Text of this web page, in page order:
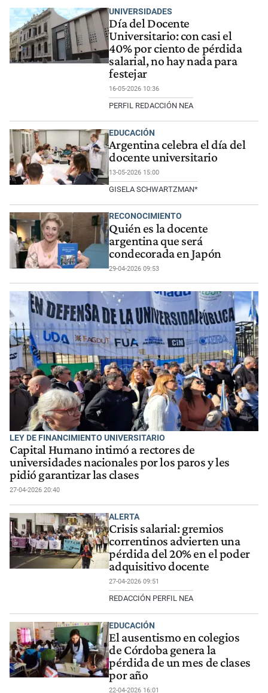
UNIVERSIDADES
Día del Docente
Universitario: con casi el
40% por ciento de pérdida
salarial, no hay nada para
festejar
16-05-2026 10:36
PERFIL REDACCIÓN NEA
EDUCACIÓN
Argentina celebra el día del
docente universitario
13-05-2026 15:00
GISELA SCHWARTZMAN*
RECONOCIMIENTO
Quién es la docente
argentina que será
condecorada en Japón
29-04-2026 09:53
LEY DE FINANCIMIENTO UNIVERSITARIO
Capital Humano intimó a rectores de
universidades nacionales por los paros y les
pidió garantizar las clases
27-04-2026 20:40
ALERTA
Crisis salarial: gremios
correntinos advierten una
pérdida del 20% en el poder
adquisitivo docente
27-04-2026 09:51
REDACCIÓN PERFIL NEA
EDUCACIÓN
El ausentismo en colegios
de Córdoba genera la
pérdida de un mes de clases
por año
22-04-2026 16:01